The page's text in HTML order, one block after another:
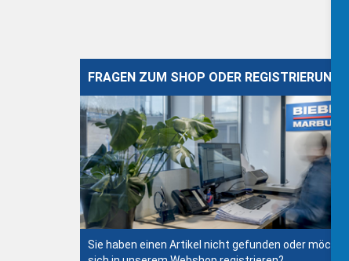
FRAGEN ZUM SHOP ODER REGISTRIERUNG?
Sie haben einen Artikel nicht gefunden oder möchten